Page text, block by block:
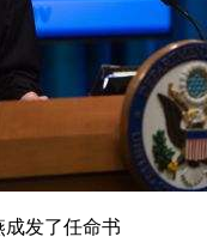
发了任命书